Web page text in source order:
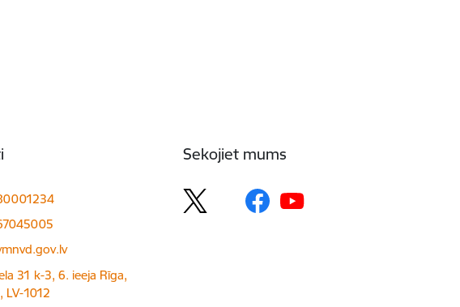
31 k-3, 6. ieeja Rīga,
LV-1012
Sekojiet mums